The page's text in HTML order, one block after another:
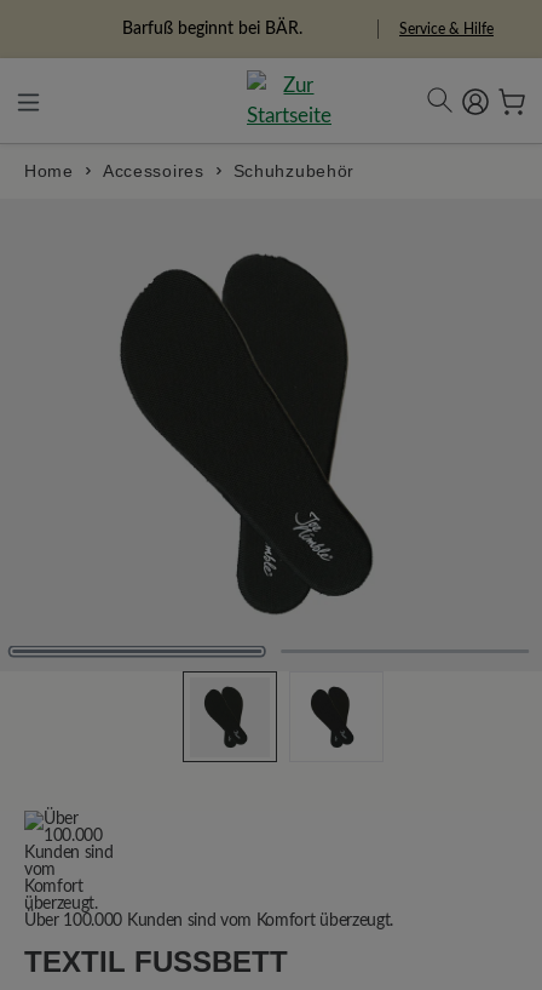
Freiheitspioniere Service & Hilfe
Home Accessoires Schuhzubehör
Über 100.000 Kunden sind vom Komfort überzeugt.
TEXTIL FUSSBETT